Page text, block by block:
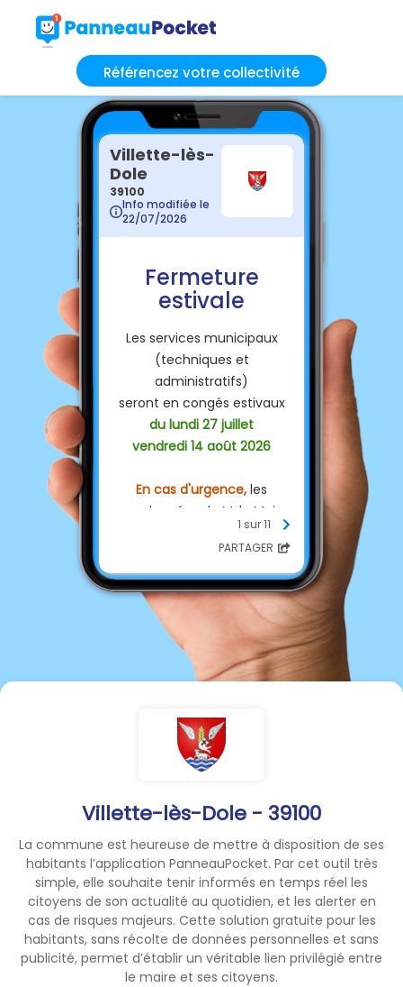
Référencez votre collectivité
Villette-lès-Dole - 39100
La commune est heureuse de mettre à disposition de ses
habitants l’application PanneauPocket. Par cet outil très
simple, elle souhaite tenir informés en temps réel les
citoyens de son actualité au quotidien, et les alerter en
cas de risques majeurs. Cette solution gratuite pour les
habitants, sans récolte de données personnelles et sans
publicité, permet d’établir un véritable lien privilégié entre
le maire et ses citoyens.
Villette-lès-
Dole
39100
Info modifiée le
22/07/2026
Fermeture
estivale
Les services municipaux
(techniques et
administratifs)
seront en congés estivaux
du lundi 27 juillet
vendredi 14 août 2026
En cas d'urgence, les
coordonnées de M. le Maire
sont affichées sur la porte de
la mairie.
Merci pour votre
compréhension.
1 sur 11
PARTAGER